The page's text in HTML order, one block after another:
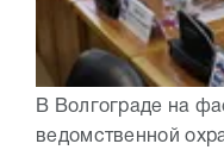
В Волгограде на
ведомственной